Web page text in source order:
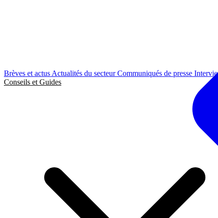
Brèves et actus Actualités du secteurCommuniqués de presse
Conseils et Guides